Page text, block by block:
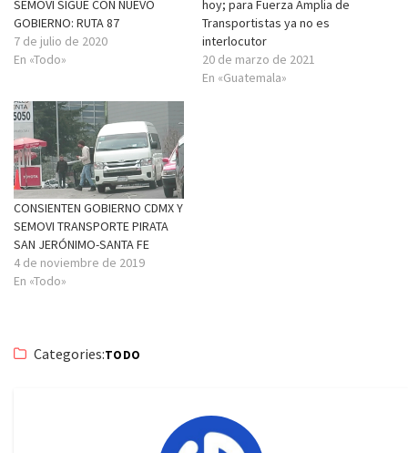
SEMOVI SIGUE CON NUEVO
GOBIERNO: RUTA 87
7 de julio de 2020
En «Todo»
hoy; para Fuerza Amplia de
Transportistas ya no es
interlocutor
20 de marzo de 2021
En «Guatemala»
CONSIENTEN GOBIERNO CDMX Y
SEMOVI TRANSPORTE PIRATA
SAN JERÓNIMO-SANTA FE
4 de noviembre de 2019
En «Todo»
Categories:TODO